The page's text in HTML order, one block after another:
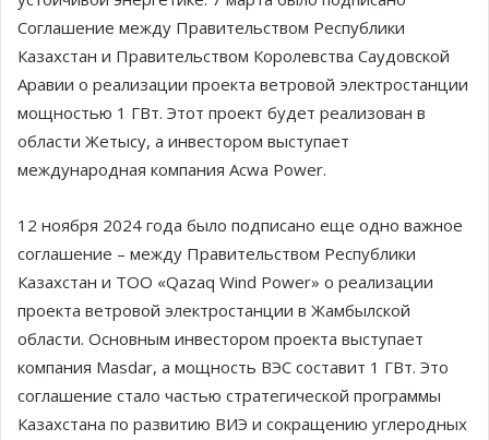
Соглашение между Правительством Республики
Казахстан и Правительством Королевства Саудовской
Аравии о реализации проекта ветровой электростанции
мощностью 1 ГВт. Этот проект будет реализован в
области Жетысу, а инвестором выступает
международная компания Acwa Power.
12 ноября 2024 года было подписано еще одно важное
соглашение – между Правительством Республики
Казахстан и ТОО «Qazaq Wind Power» о реализации
проекта ветровой электростанции в Жамбылской
области. Основным инвестором проекта выступает
компания Masdar, а мощность ВЭС составит 1 ГВт. Это
соглашение стало частью стратегической программы
Казахстана по развитию ВИЭ и сокращению углеродных